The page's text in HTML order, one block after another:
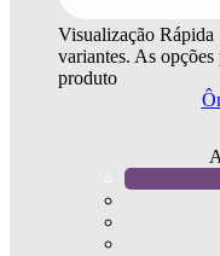
Visualização Rápida
variantes. As
produto